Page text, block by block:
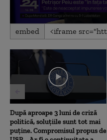
0
seconds
54
seconds
embed
După aproape 3 luni de criză
politică, soluțiile sunt tot mai
puține. Compromisul propus de